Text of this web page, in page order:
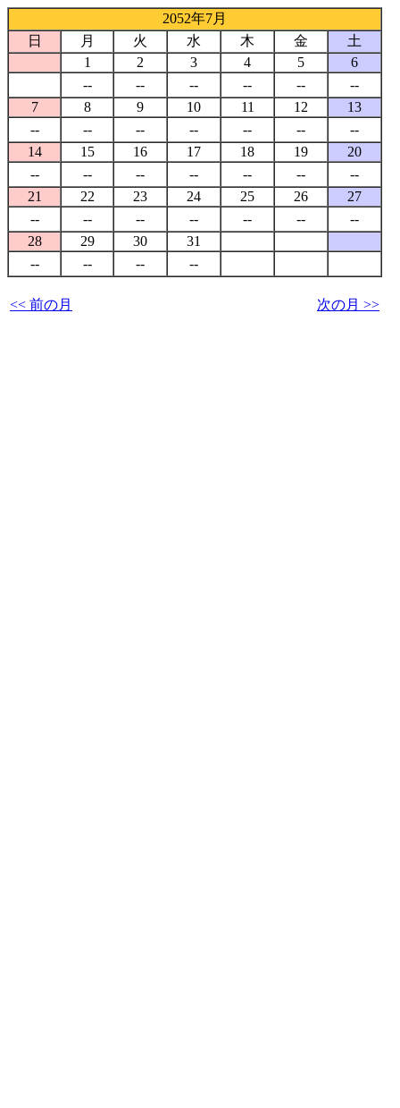
2052年7月
日
月 火 水 木 金
土
1
2 3 4 5
6
--
-- -- -- --
--
7
8 9 10 11 12
13
--
-- -- -- -- --
--
14
15 16 17 18 19
20
--
-- -- -- -- --
--
21
22 23 24 25 26
27
--
-- -- -- -- --
--
28
29 30
31
--
-- -- --
<< 前の月 次の月 >>